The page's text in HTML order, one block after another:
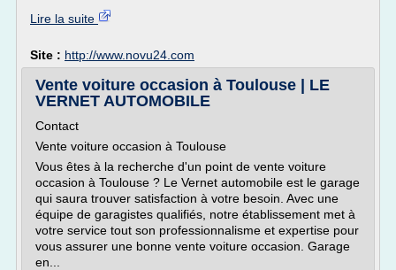
Lire la suite
Site : http://www.novu24.com
Vente voiture occasion à Toulouse | LE
VERNET AUTOMOBILE
Contact
Vente voiture occasion à Toulouse
Vous êtes à la recherche d'un point de vente voiture
occasion à Toulouse ? Le Vernet automobile est le garage
qui saura trouver satisfaction à votre besoin. Avec une
équipe de garagistes qualifiés, notre établissement met à
votre service tout son professionnalisme et expertise pour
vous assurer une bonne vente voiture occasion. Garage
en...